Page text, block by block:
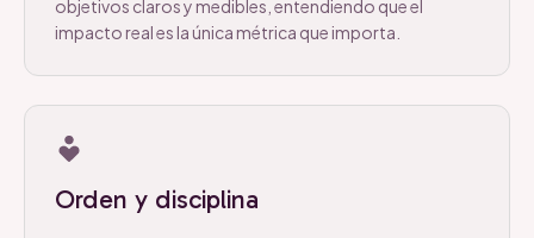
objetivos claros y medibles, entendiendo que el
impacto real es la única métrica que importa.
Orden y disciplina